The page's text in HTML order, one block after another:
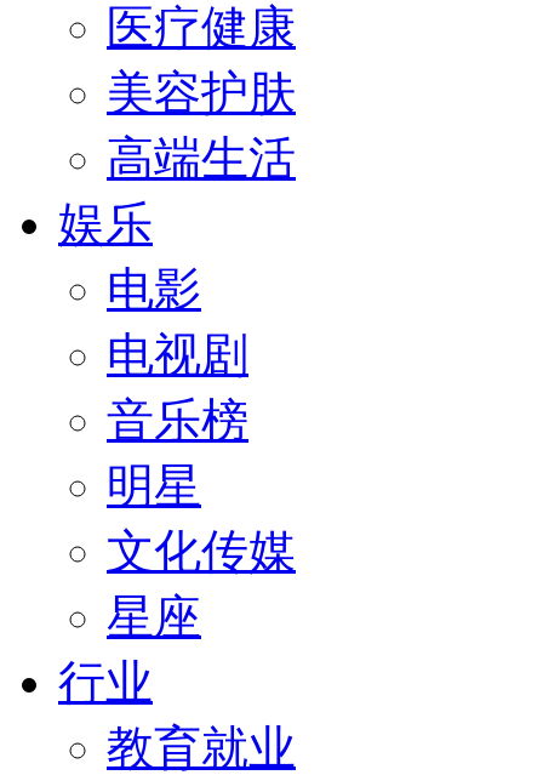
医疗健康
美容护肤
高端生活
娱乐
电影
电视剧
音乐榜
明星
文化传媒
星座
行业
教育就业